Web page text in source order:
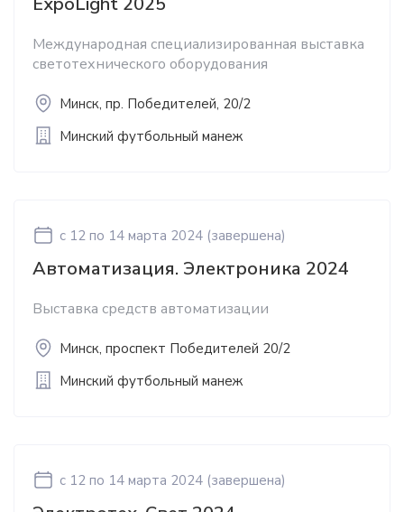
Международная специализированная выставка
светотехнического оборудования
Минск, пр. Победителей, 20/2
Минский футбольный манеж
c 12 по 14 марта 2024 (завершена)
Автоматизация. Электроника 2024
Выставка средств автоматизации
Минск, проспект Победителей 20/2
Минский футбольный манеж
c 12 по 14 марта 2024 (завершена)